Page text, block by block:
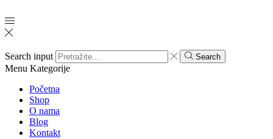
Search input Search
Menu Kategorije
Početna
Shop
O nama
Blog
Kontakt